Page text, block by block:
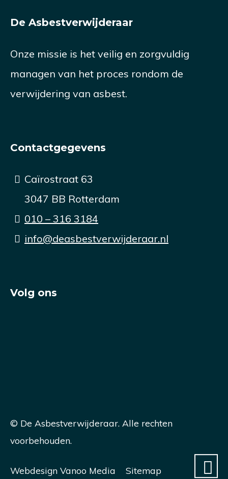
De Asbestverwijderaar
Onze missie is het veilig en zorgvuldig
managen van het proces rondom de
verwijdering van asbest.
Contactgegevens
Caïrostraat 63
3047 BB Rotterdam
010 – 316 3184
info@deasbestverwijderaar.nl
Volg ons
© De Asbestverwijderaar. Alle rechten
voorbehouden.
Webdesign Vanoo Media Sitemap